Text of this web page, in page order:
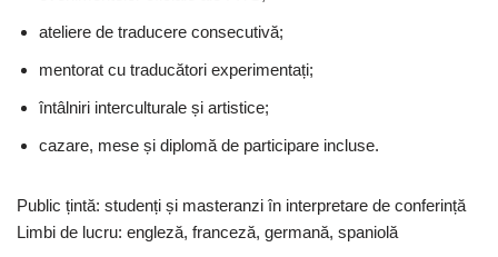
ateliere de traducere consecutivă;
mentorat cu traducători experimentați;
întâlniri interculturale și artistice;
cazare, mese și diplomă de participare incluse.
Public țintă: studenți și masteranzi în interpretare de conferință
Limbi de lucru: engleză, franceză, germană, spaniolă